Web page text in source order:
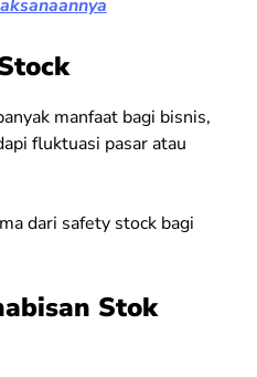
manfaat bagi bisnis,
fluktuasi pasar atau
dari safety stock bagi
Stok